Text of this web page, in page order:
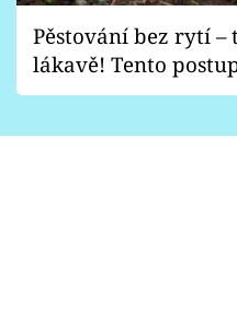
Pěstování bez rytí –
lákavě! Tento
vhodný jen pro